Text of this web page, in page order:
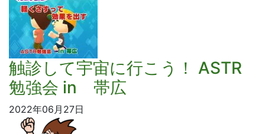
触診して宇宙に行こう！ ASTR
勉強会 in 帯広
2022年06月27日